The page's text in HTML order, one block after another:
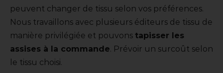
peuvent changer de tissu selon vos préférences.
Nous travaillons avec plusieurs éditeurs de tissu de
manière privilégiée et pouvons tapisser les
assises à la commande. Prévoir un surcoût selon
le tissu choisi.